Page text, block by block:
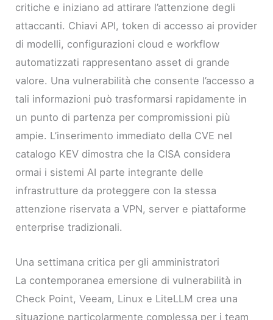
critiche e iniziano ad attirare l’attenzione degli
attaccanti. Chiavi API, token di accesso ai provider
di modelli, configurazioni cloud e workflow
automatizzati rappresentano asset di grande
valore. Una vulnerabilità che consente l’accesso a
tali informazioni può trasformarsi rapidamente in
un punto di partenza per compromissioni più
ampie. L’inserimento immediato della CVE nel
catalogo KEV dimostra che la CISA considera
ormai i sistemi AI parte integrante delle
infrastrutture da proteggere con la stessa
attenzione riservata a VPN, server e piattaforme
enterprise tradizionali.
Una settimana critica per gli amministratori
La contemporanea emersione di vulnerabilità in
Check Point, Veeam, Linux e LiteLLM crea una
situazione particolarmente complessa per i team